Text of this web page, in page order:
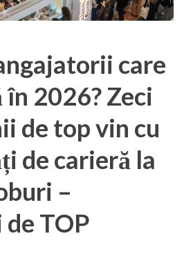
care
2026? Zeci
de top vin cu
de carieră la
–
TOP